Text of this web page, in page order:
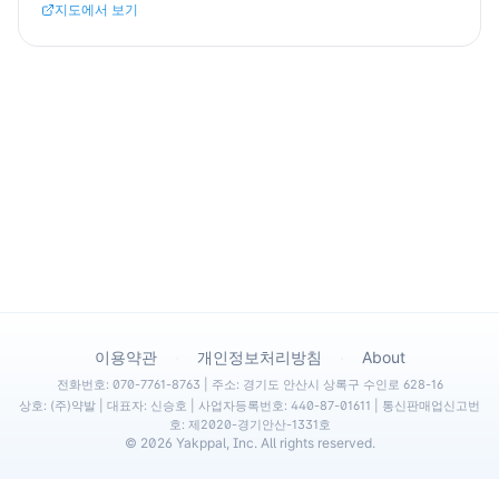
지도에서 보기
이용약관 개인정보처리방침 About
전화번호: 070-7761-8763 | 주소: 경기도 안산시 상록구 수인로 628-16
상호: (주)약발 | 대표자: 신승호 | 사업자등록번호: 440-87-01611 | 통신판매업신고번
호: 제2020-경기안산-1331호
© 2026 Yakppal, Inc. All rights reserved.